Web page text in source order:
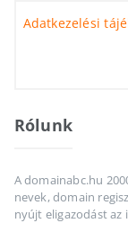
Adatkezelési
Rólunk
A domainabc.hu
nevek, domain
nyújt eligazodást az